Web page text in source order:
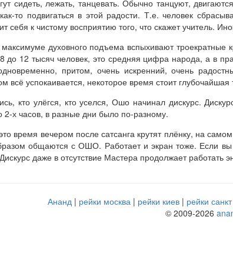
сидеть, лежать, танцевать. Обычно танцуют,
то подвигаться в этой радости. Т.е. человек
себя к чистому восприятию того, что скажет учитель.
духовного подъема вспыхивают
до 12 тысяч человек, это средняя цифра народа, а в
притом, очень искренний, очень
всё успокаивается, некоторое время стоит
кто улёгся, кто уселся, Ошо начинал дискурс.
2-х часов, в разные дни было по-разному.
время вечером после сатсанга крутят плёнку, на
общаются с ОШО. Работает и экран тоже. Если
даже в отсутствие Мастера продолжает работать
Ананд рейки москва рейки киев рейки
© 2009-2026